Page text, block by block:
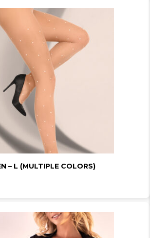
– L (MULTIPLE COLORS)